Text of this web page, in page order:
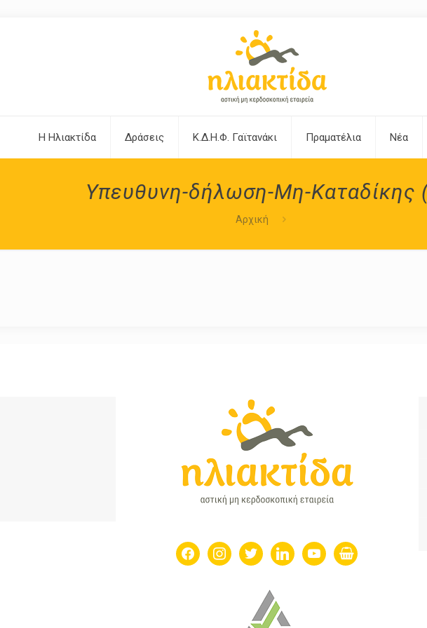
Η Ηλιακτίδα Δράσεις Κ.Δ.Η.Φ. Γαϊτανάκι Πραματέλια Νέα
Υπευθυνη-δήλωση-Μη-Καταδίκης
Αρχική
facebookinstagram
twitter linkedinyoutubeshopping-
basket